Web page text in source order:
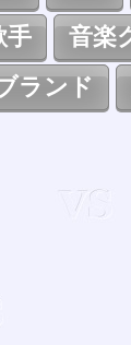
手 音楽
ランド